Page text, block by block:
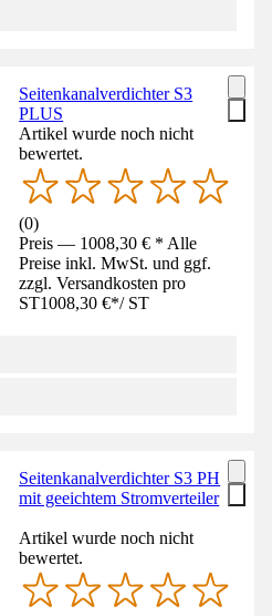
Seitenkanalverdichter S3
PLUS
Artikel wurde noch nicht
bewertet.
(0)
Preis — 1008,30 € * Alle
Preise inkl. MwSt. und ggf.
zzgl. Versandkosten pro
ST1008,30 €*/ ST
Seitenkanalverdichter S3 PH
mit geeichtem Stromverteiler
Artikel wurde noch nicht
bewertet.